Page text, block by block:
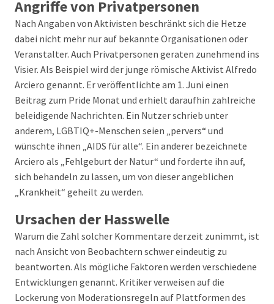
Angriffe von Privatpersonen
Nach Angaben von Aktivisten beschränkt sich die Hetze
dabei nicht mehr nur auf bekannte Organisationen oder
Veranstalter. Auch Privatpersonen geraten zunehmend ins
Visier. Als Beispiel wird der junge römische Aktivist Alfredo
Arciero genannt. Er veröffentlichte am 1. Juni einen
Beitrag zum Pride Monat und erhielt daraufhin zahlreiche
beleidigende Nachrichten. Ein Nutzer schrieb unter
anderem, LGBTIQ+-Menschen seien „pervers“ und
wünschte ihnen „AIDS für alle“. Ein anderer bezeichnete
Arciero als „Fehlgeburt der Natur“ und forderte ihn auf,
sich behandeln zu lassen, um von dieser angeblichen
„Krankheit“ geheilt zu werden.
Ursachen der Hasswelle
Warum die Zahl solcher Kommentare derzeit zunimmt, ist
nach Ansicht von Beobachtern schwer eindeutig zu
beantworten. Als mögliche Faktoren werden verschiedene
Entwicklungen genannt. Kritiker verweisen auf die
Lockerung von Moderationsregeln auf Plattformen des